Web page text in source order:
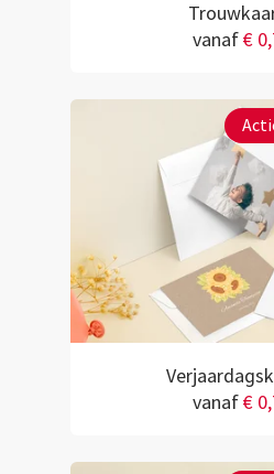
vanaf€
vanaf€